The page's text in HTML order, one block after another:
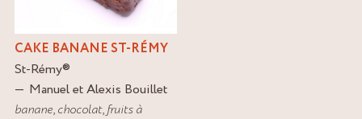
CAKE BANANE ST-RÉMY
St-Rémy®
Manuel et Alexis Bouillet
banane,chocolat,fruits à